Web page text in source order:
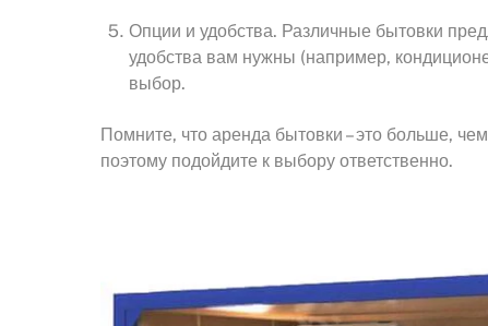
Опции и удобства. Различные бытовки
удобства вам нужны (например,
выбор.
Помните, что аренда бытовки – это больше,
поэтому подойдите к выбору ответственно.